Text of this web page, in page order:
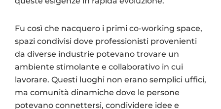
Fu così che nacquero i primi co-working space,
spazi condivisi dove professionisti provenienti
da diverse industrie potevano trovare un
ambiente stimolante e collaborativo in cui
lavorare. Questi luoghi non erano semplici uffici,
ma comunità dinamiche dove le persone
potevano connettersi, condividere idee e